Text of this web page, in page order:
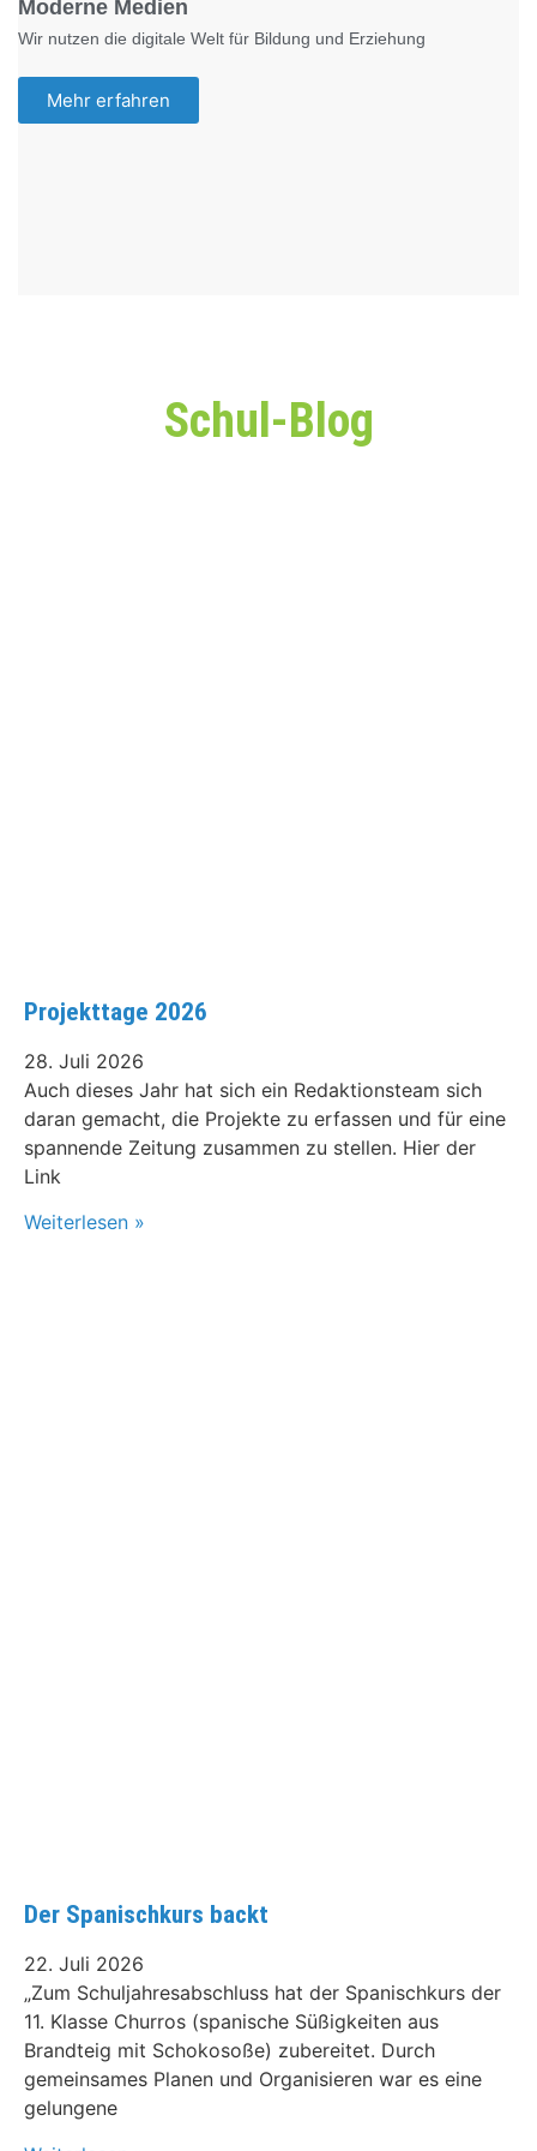
Moderne Medien
Wir nutzen die digitale Welt für Bildung und Erziehung
Mehr erfahren
Schul-Blog
Projekttage 2026
28. Juli 2026
Auch dieses Jahr hat sich ein Redaktionsteam sich
daran gemacht, die Projekte zu erfassen und für eine
spannende Zeitung zusammen zu stellen. Hier der
Link
Weiterlesen »
Der Spanischkurs backt
22. Juli 2026
„Zum Schuljahresabschluss hat der Spanischkurs der
11. Klasse Churros (spanische Süßigkeiten aus
Brandteig mit Schokosoße) zubereitet. Durch
gemeinsames Planen und Organisieren war es eine
gelungene